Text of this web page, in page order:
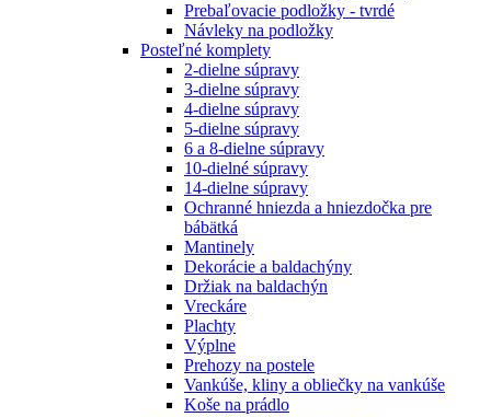
Prebaľovacie podložky - tvrdé
Návleky na podložky
Posteľné komplety
2-dielne súpravy
3-dielne súpravy
4-dielne súpravy
5-dielne súpravy
6 a 8-dielne súpravy
10-dielné súpravy
14-dielne súpravy
Ochranné hniezda a hniezdočka pre
bábätká
Mantinely
Dekorácie a baldachýny
Držiak na baldachýn
Vreckáre
Plachty
Výplne
Prehozy na postele
Vankúše, kliny a obliečky na vankúše
Koše na prádlo